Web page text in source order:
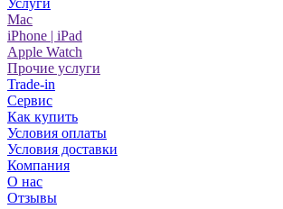
Услуги
Mac
iPhone | iPad
Apple Watch
Прочие услуги
Trade-in
Сервис
Как купить
Условия оплаты
Условия доставки
Компания
О нас
Отзывы